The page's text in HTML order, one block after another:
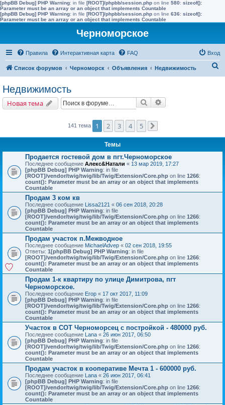
[phpBB Debug] PHP Warning: in file [ROOT]/phpbb/session.php on line 580: sizeof():
Parameter must be an array or an object that implements Countable
[phpBB Debug] PHP Warning: in file [ROOT]/phpbb/session.php on line 636: sizeof():
Parameter must be an array or an object that implements Countable
Черноморское
Правила Интерактивная карта FAQ Вход
Список форумов Черноморск Объявления Недвижимость
Недвижимость
Новая тема Поиск
141 тема 1 2 3 4 5
Темы
Продается гостевой дом в пгт.Черноморское
Последнее сообщение Алекс&Натали « 13 мар 2019, 17:27
[phpBB Debug] PHP Warning: in file
[ROOT]/vendor/twig/twig/lib/Twig/Extension/Core.php on line 1266:
count(): Parameter must be an array or an object that implements
Countable
Продам 3 ком кв
Последнее сообщение Lissa2121 « 06 сен 2018, 20:28
[phpBB Debug] PHP Warning: in file
[ROOT]/vendor/twig/twig/lib/Twig/Extension/Core.php on line 1266:
count(): Parameter must be an array or an object that implements
Countable
Продам участок п.Межводное
Последнее сообщение MichaelAdvep « 02 сен 2018, 19:55
Ответы: 1[phpBB Debug] PHP Warning: in file
[ROOT]/vendor/twig/twig/lib/Twig/Extension/Core.php on line 1266:
count(): Parameter must be an array or an object that implements
Countable
Продам 1-к квартиру по улице Димитрова, пгт
Черноморское.
Последнее сообщение Егор « 17 окт 2017, 11:09
[phpBB Debug] PHP Warning: in file
[ROOT]/vendor/twig/twig/lib/Twig/Extension/Core.php on line 1266:
count(): Parameter must be an array or an object that implements
Countable
Участок в СОТ Черноморсец с постройкой - 480000 руб.
Последнее сообщение Lana « 26 июн 2017, 06:50
[phpBB Debug] PHP Warning: in file
[ROOT]/vendor/twig/twig/lib/Twig/Extension/Core.php on line 1266:
count(): Parameter must be an array or an object that implements
Countable
Продам участок в кооперативе Мечта 1 - 600000 руб.
Последнее сообщение Lana « 26 июн 2017, 06:41
[phpBB Debug] PHP Warning: in file
[ROOT]/vendor/twig/twig/lib/Twig/Extension/Core.php on line 1266:
count(): Parameter must be an array or an object that implements
Countable